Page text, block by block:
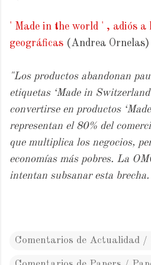
' Made in the world ' , adiós a
geográficas (Andrea Ornelas)
"Los productos abandonan
etiquetas ‘Made in
convertirse en productos
representan el 80% del
que multiplica los negocios,
economías más pobres. La
intentan subsanar esta
Comentarios de Actualidad /